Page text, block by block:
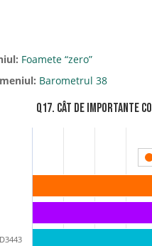
Foamete “zero”
Barometrul 38
Q17. Cât de importante